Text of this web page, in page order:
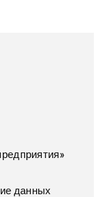
данных